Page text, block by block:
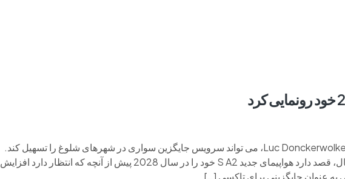
Supernal S-A2، طراحی شده توسط Luc Donckerwolke، می تواند سرویس جایگزین سواری در شهرهای شلوغ را تسهیل کند.
بازوی حمل و نقل هوایی هیوندای، سوپرنال، قصد دارد هواپیمای جدید S A2 خود را در سال 2028 پیش از آنچه که انتظار دارد افزایش
به عنوان جایگزینی برای تاکسی […]